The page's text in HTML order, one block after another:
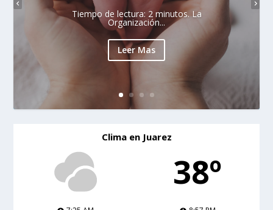
Tiempo de lectura: 2 minutos. La
Organización...
Leer Mas
Clima en Juarez
38º